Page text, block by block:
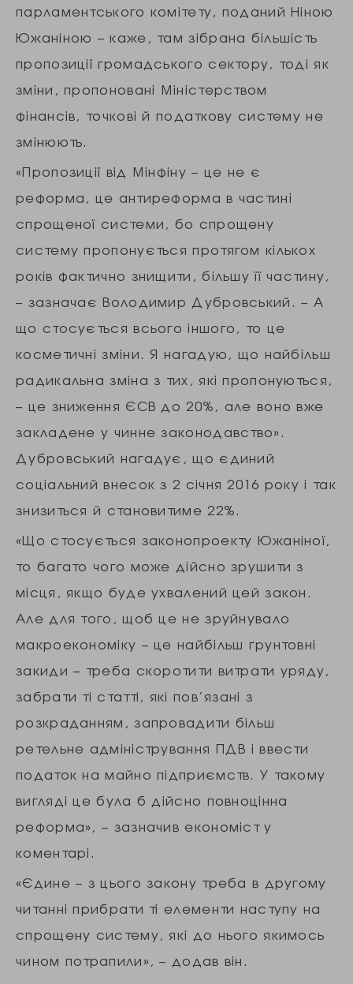
парламентського комітету, поданий Ніною
Южаніною – каже, там зібрана більшість
пропозиції громадського сектору, тоді як
зміни, пропоновані Міністерством
фінансів, точкові й податкову систему не
змінюють.
«Пропозиції від Мінфіну – це не є
реформа, це антиреформа в частині
спрощеної системи, бо спрощену
систему пропонується протягом кількох
років фактично знищити, більшу її частину,
– зазначає Володимир Дубровський. – А
що стосується всього іншого, то це
косметичні зміни. Я нагадую, що найбільш
радикальна зміна з тих, які пропонуються,
– це зниження ЄСВ до 20%, але воно вже
закладене у чинне законодавство».
Дубровський нагадує, що єдиний
соціальний внесок з 2 січня 2016 року і так
знизиться й становитиме 22%.
«Що стосується законопроекту Южаніної,
то багато чого може дійсно зрушити з
місця, якщо буде ухвалений цей закон.
Але для того, щоб це не зруйнувало
макроекономіку – це найбільш ґрунтовні
закиди – треба скоротити витрати уряду,
забрати ті статті, які пов’язані з
розкраданням, запровадити більш
ретельне адміністрування ПДВ і ввести
податок на майно підприємств. У такому
вигляді це була б дійсно повноцінна
реформа», – зазначив економіст у
коментарі.
«Єдине – з цього закону треба в другому
читанні прибрати ті елементи наступу на
спрощену систему, які до нього якимось
чином потрапили», – додав він.